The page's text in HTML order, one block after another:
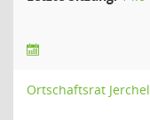
Ortschaftsrat Jerchel